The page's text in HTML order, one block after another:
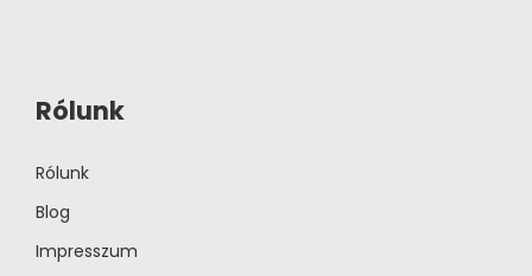
Rólunk
Rólunk
Blog
Impresszum